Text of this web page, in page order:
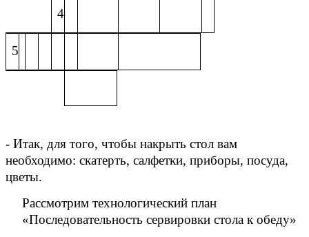
4
5
- Итак, для того, чтобы накрыть стол вам
необходимо: скатерть, салфетки, приборы, посуда,
цветы.
Рассмотрим технологический план
«Последовательность сервировки стола к обеду»